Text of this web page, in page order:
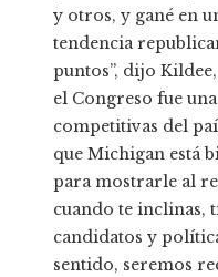
y otros, y gané en
tendencia
puntos”, dijo
el Congreso fue
competitivas del
que Michigan está
para mostrarle al
cuando te inclinas,
candidatos y
sentido, seremos